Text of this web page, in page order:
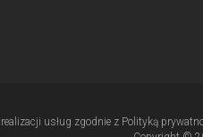
usług zgodnie z Polityką